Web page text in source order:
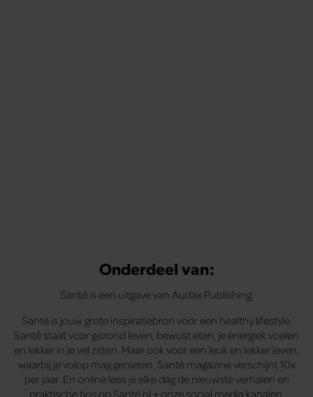
Onderdeel van:
Santé is een uitgave van Audax Publishing.
Santé is jouw grote inspiratiebron voor een healthy lifestyle.
Santé staat voor gezond leven, bewust eten, je energiek voelen
en lekker in je vel zitten. Maar ook voor een leuk en lekker leven,
waarbij je volop mag genieten. Santé magazine verschijnt 10x
per jaar. En online lees je elke dag de nieuwste verhalen en
praktische tips op Santé.nl + onze social media kanalen.